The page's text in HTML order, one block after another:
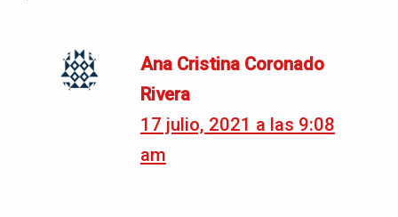
Ana Cristina Coronado
Rivera
17 julio, 2021 a las 9:08
am